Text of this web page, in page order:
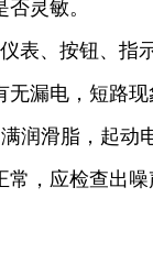
灵敏。
表、按钮、指
漏电，短路现
润滑脂，起动
常，应检查出